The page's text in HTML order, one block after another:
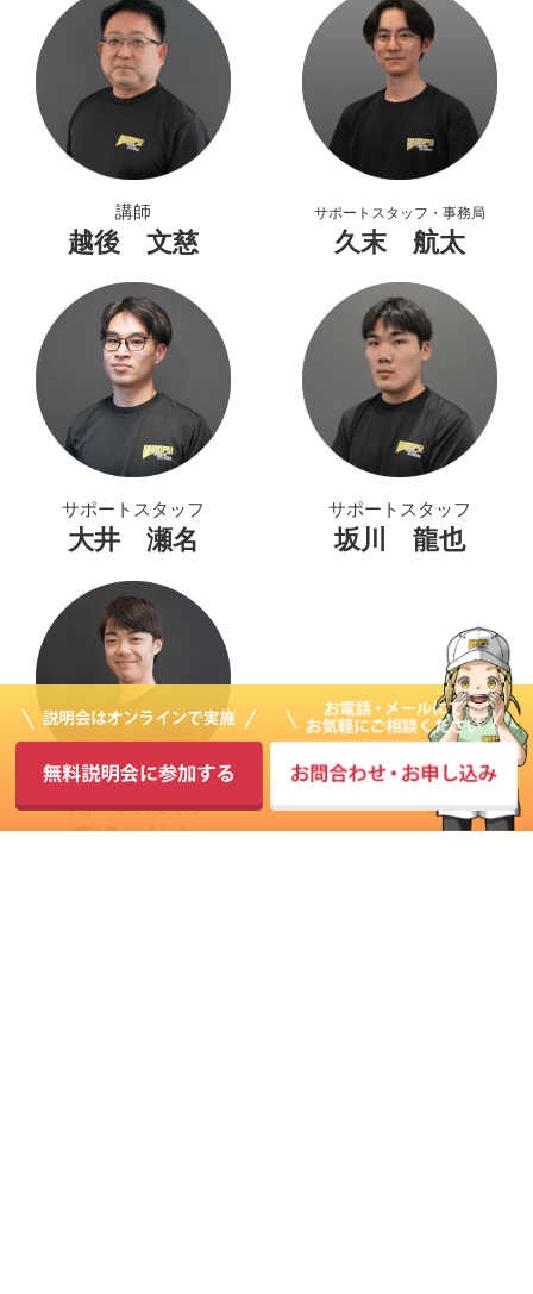
講師
越後 文慈
サポートスタッフ・事務局
久末 航太
サポートスタッフ
大井 瀬名
サポートスタッフ
坂川 龍也
サポートスタッフ
渡邊 紡久